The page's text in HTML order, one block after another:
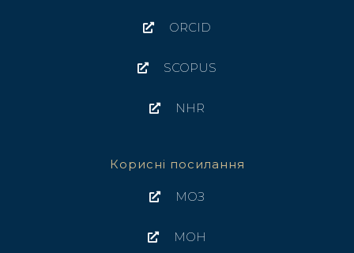
ORCID
SCOPUS
NHR
Корисні посилання
МОЗ
МОН